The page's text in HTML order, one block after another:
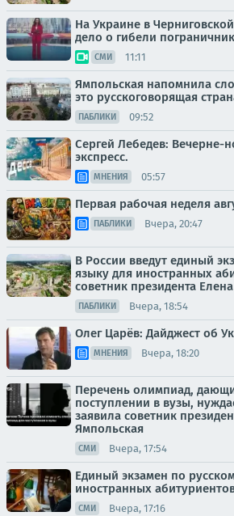
На Украине в
дело о гибели
СМИ 11:11
Ямпольская напомнила
это русскоговорящая
ПАБЛИКИ 09:52
Сергей Лебедев: Вечерне-
экспресс.
МНЕНИЯ 05:57
Первая рабочая неделя
ПАБЛИКИ Вчера, 20:47
В России введут единый
языку для иностранных
советник президента
ПАБЛИКИ Вчера, 18:54
Олег Царёв: Дайджест об
МНЕНИЯ Вчера, 18:20
Перечень олимпиад,
поступлении в вузы,
заявила советник
Ямпольская
СМИ Вчера, 17:54
Единый экзамен по
иностранных
СМИ Вчера, 17:16